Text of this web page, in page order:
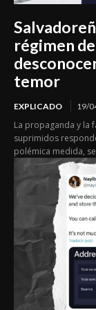
régimen
temor
EXPLICADO 19/
La propaganda y la
suprimidos
polémica medida,